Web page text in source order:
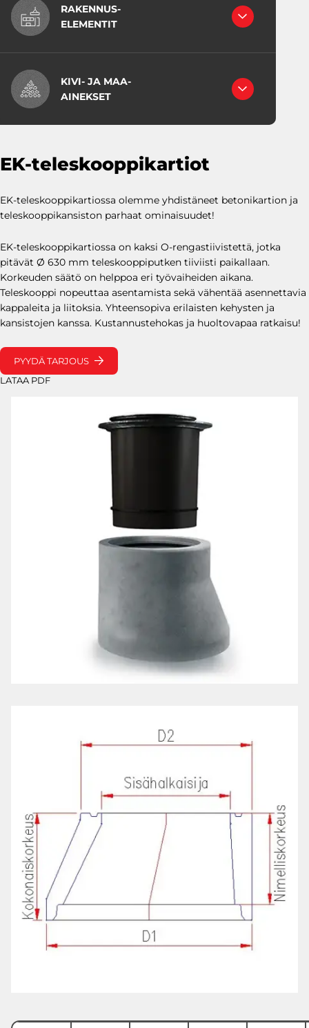
VÄRIBETONIT
RUISKUBETONIT
BETONIPUT
KET
EK-putket, pyöreät
EK-kulmaputket
VOT
Pohjarenkaat
Kartiorenkaat
Teleskooppikartiot
Korotusrenkaat
Valurautakansistot
Läpiviennit ja yhteet
Valuliittymät EK-putkille
Valuliittymät muoviputkille
TUOTTEIDEN
ASENNUS
Asennuslaitteet
Asennusaineet
ENERGIARAKENTAMINEN
BETONIPAINOT
RÄÄTÄLÖIDYT INFRARATKAISUT
Betoniblokit
Ruokintakourut
Loiskekupit
Vesikourut ja loiskekivien jatkot
Lietekuilut
RAKENNUS-
ELEMENTIT
PELLON BETONI OY
NAPAPIIRIN BETONI OY
KIVI- JA MAA-
AINEKSET
EK-teleskooppikartiot
EK-teleskooppikartiossa olemme yhdistäneet betonikartion ja
teleskooppikansiston parhaat ominaisuudet!
EK-teleskooppikartiossa on kaksi O-rengastiivistettä, jotka
pitävät Ø 630 mm teleskooppiputken tiiviisti paikallaan.
Korkeuden säätö on helppoa eri työvaiheiden aikana.
Teleskooppi nopeuttaa asentamista sekä vähentää asennettavia
kappaleita ja liitoksia. Yhteensopiva erilaisten kehysten ja
kansistojen kanssa. Kustannustehokas ja huoltovapaa ratkaisu!
PYYDÄ TARJOUS
LATAA PDF